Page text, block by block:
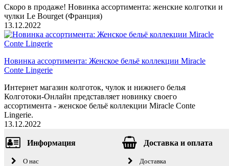
Скоро в продаже! Новинка ассортимента: женские колготки и
чулки Le Bourget (Франция)
13.12.2022
Новинка ассортимента: Женское бельё коллекции Miracle
Conte Lingerie
Интернет магазин колготок, чулок и нижнего белья
Колготоки-Онлайн представляет новинку своего
ассортимента - женское бельё коллекции Miracle Conte
Lingerie.
13.12.2022
Информация
О нас
Доставка и оплата
Доставка